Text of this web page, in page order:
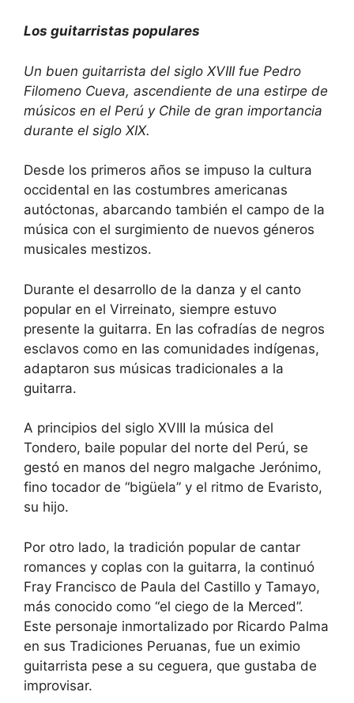
Los guitarristas populares
Un buen guitarrista del siglo XVIII fue Pedro
Filomeno Cueva, ascendiente de una estirpe de
músicos en el Perú y Chile de gran importancia
durante el siglo XIX.
Desde los primeros años se impuso la cultura
occidental en las costumbres americanas
autóctonas, abarcando también el campo de la
música con el surgimiento de nuevos géneros
musicales mestizos.
Durante el desarrollo de la danza y el canto
popular en el Virreinato, siempre estuvo
presente la guitarra. En las cofradías de negros
esclavos como en las comunidades indígenas,
adaptaron sus músicas tradicionales a la
guitarra.
A principios del siglo XVIII la música del
Tondero, baile popular del norte del Perú, se
gestó en manos del negro malgache Jerónimo,
fino tocador de “bigüela” y el ritmo de Evaristo,
su hijo.
Por otro lado, la tradición popular de cantar
romances y coplas con la guitarra, la continuó
Fray Francisco de Paula del Castillo y Tamayo,
más conocido como “el ciego de la Merced”.
Este personaje inmortalizado por Ricardo Palma
en sus Tradiciones Peruanas, fue un eximio
guitarrista pese a su ceguera, que gustaba de
improvisar.